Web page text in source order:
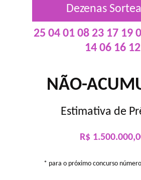
Dezenas
25 04 01 08 23 17 19
14 06 16 12
NÃO-
Estimativa de
R$
* para o próximo concurso número